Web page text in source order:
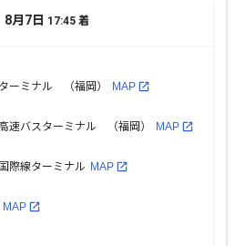
8月7日 17:45 着
ーミナル （福岡）
MAP
速バスターミナル （福岡）
MAP
際線ターミナル MAP
MAP